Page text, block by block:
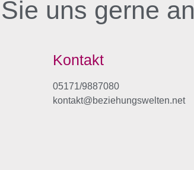
uns gerne an
Kontakt
05171/9887080
kontakt@beziehungswelten.net